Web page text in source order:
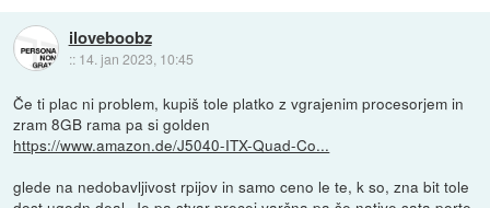
iloveboobz
:: 14. jan 2023, 10:45
Če ti plac ni problem, kupiš tole platko z vgrajenim procesorjem in
zram 8GB rama pa si golden
https://www.amazon.de/J5040-ITX-Quad-Co...
glede na nedobavljivost rpijov in samo ceno le te, k so, zna bit tole